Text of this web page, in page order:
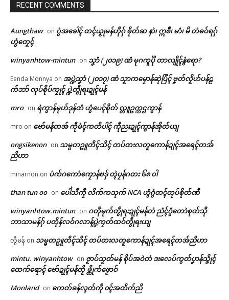
ဌာန်ပရိုၚ်ဗၠးၜးမန်
ပရိုၚ်လက္ကရဴအိုတ်
🏛 လညာတ်ပါ်ပဲါ
ညးဒါန်လိက်
ဗွဳဒဳယဵု
ကေတ်အဆက်
Related
အ်တအ် ဒှ်ခက်ခုဲကဵု ဗာ်ရာပ်ကၠအ်
July 30, 2026
ယှေန်ပၞာန် ပတိတ်လဝ်တၟိဏံမ္ဂး
ကွဳစက်၊ ကွဳလိုန်ဓာတ် လိုင်ဇြေန်
March 27, 2026
In "ပရိုၚ်"
RECENT COMMENTS
Aungthaw on ဂွံအခေါၚ် တၚ်ယၟုမန်ဟီုဂှ် ၜိုတ်ဆ နာဲ၊ ဣစဳ၊ မာံ၊ မိ တံဓဝ်ရဂှ်
ဟွံတၟေၚ်
winyanhtow-mintun on သၞာံ (၂၀၁၉) ဏံ မုဂကူပိုဲ တာလျိုၚ်နွံရော?
Eenda Monnya on အပ္ဍဲသၞာံ (၂၀၁၇) ဏံ သၟာကမၠောန်ဆုဲပြံၚ် ဗၞတ်လၟိဟ်ပန်ဠ
က်ဘာ် လုပ်စိုပ်ကၠုၚ် ပ္ဍဲတွဵုရးဍုၚ်မန်
mro on ရဲကွာန်မုဟ်ဒုန်တံ ဟွံပေၚ်စိုတ် လ္တူဥက္ကဌကွာန်
mro on ဗော်မန်တအ် ကဵုမံၚ်ကတိပါၚ် ကဵုညးဍုၚ်ကွာန်အိုတ်ယျ
ongsikenon on သမ္မတဥူတိၚ်သိၚ် တပ်တးလတူကောန်ဍုၚ်အရေၚ်တအ်
ညိဟာ
minarnon on ပံက်ဂကောံကၠောန်ဗဒှ် တ္ၚဲပၠန်ဂတး ၆၈ ဝါ
than tun oo on ပေါဲသဳကၠဳ လိက်ကသုက် NCA ဟွံဂွံတၚ်တုပ်စိုတ်ဏီ
winyanhtow.mintun on ဂတဵုမုက်တွဵုရးဍုၚ်မန်တံ ညံၚ်ဂွံတောဲစုတ်သီု
ဘာသာမန်ဂှ် ပတိုန်လဝ်ဂလာန်ပ္ဍဲကၠတ်ထဝ်တွဵုရးယျ
လွီမန် on သမ္မတဥူတိၚ်သိၚ် တပ်တးလတူကောန်ဍုၚ်အရေၚ်တအ်ညိဟာ
mintu. winyanhtow on ဇၟာပ်သၟတ်မန် စိုပ်အဝဲတံ ဒးလေပ်ကွတ်ပၞာန်သ္ဇိုၚ်
ထေက်ရောၚ် ဗော်ဍုၚ်မန်တၟိ ဖ္တိုက်ဖၟောဝ်
Monland on ကေတ်ခန်လ္ၚတ်ကဵု ၀ၚ်အတိက်ညိ